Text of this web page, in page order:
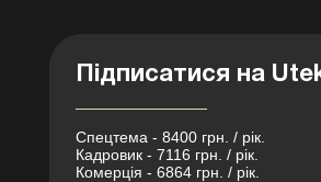
Підписатися на
Спецтема - 8400 грн. / рік.
Кадровик - 7116 грн. / рік.
Комерція - 6864 грн. / рік.